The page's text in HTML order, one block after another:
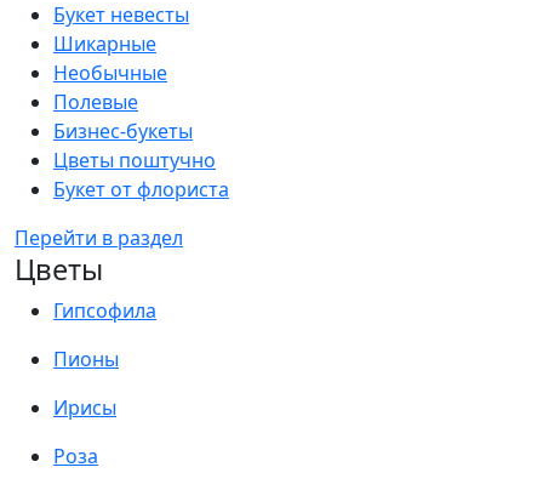
Букет невесты
Шикарные
Необычные
Полевые
Бизнес-букеты
Цветы поштучно
Букет от флориста
Перейти в раздел
Цветы
Гипсофила
Пионы
Ирисы
Роза